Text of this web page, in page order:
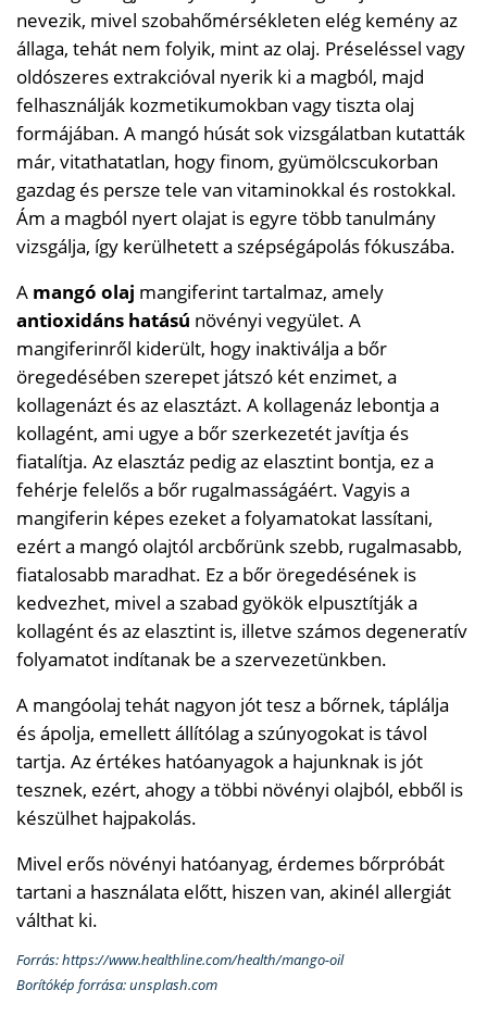
nevezik, mivel szobahőmérsékleten elég kemény az
állaga, tehát nem folyik, mint az olaj. Préseléssel vagy
oldószeres extrakcióval nyerik ki a magból, majd
felhasználják kozmetikumokban vagy tiszta olaj
formájában. A mangó húsát sok vizsgálatban kutatták
már, vitathatatlan, hogy finom, gyümölcscukorban
gazdag és persze tele van vitaminokkal és rostokkal.
Ám a magból nyert olajat is egyre több tanulmány
vizsgálja, így kerülhetett a szépségápolás fókuszába.
A mangó olaj mangiferint tartalmaz, amely
antioxidáns hatású növényi vegyület. A
mangiferinről kiderült, hogy inaktiválja a bőr
öregedésében szerepet játszó két enzimet, a
kollagenázt és az elasztázt. A kollagenáz lebontja a
kollagént, ami ugye a bőr szerkezetét javítja és
fiatalítja. Az elasztáz pedig az elasztint bontja, ez a
fehérje felelős a bőr rugalmasságáért. Vagyis a
mangiferin képes ezeket a folyamatokat lassítani,
ezért a mangó olajtól arcbőrünk szebb, rugalmasabb,
fiatalosabb maradhat. Ez a bőr öregedésének is
kedvezhet, mivel a szabad gyökök elpusztítják a
kollagént és az elasztint is, illetve számos degeneratív
folyamatot indítanak be a szervezetünkben.
A mangóolaj tehát nagyon jót tesz a bőrnek, táplálja
és ápolja, emellett állítólag a szúnyogokat is távol
tartja. Az értékes hatóanyagok a hajunknak is jót
tesznek, ezért, ahogy a többi növényi olajból, ebből is
készülhet hajpakolás.
Mivel erős növényi hatóanyag, érdemes bőrpróbát
tartani a használata előtt, hiszen van, akinél allergiát
válthat ki.
Forrás: https://www.healthline.com/health/mango-oil
Borítókép forrása: unsplash.com